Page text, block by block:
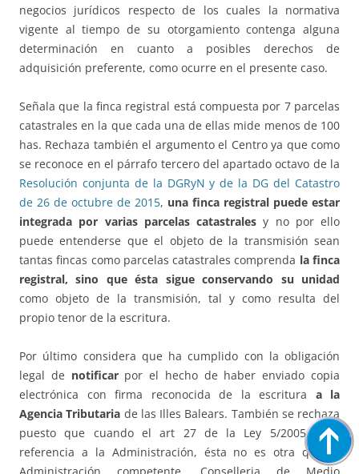
negocios jurídicos respecto de los cuales la normativa
vigente al tiempo de su otorgamiento contenga alguna
determinación en cuanto a posibles derechos de
adquisición preferente, como ocurre en el presente caso.
Señala que la finca registral está compuesta por 7 parcelas
catastrales en la que cada una de ellas mide menos de 100
has. Rechaza también el argumento el Centro ya que como
se reconoce en el párrafo tercero del apartado octavo de la
Resolución conjunta de la DGRyN y de la DG del Catastro
de 26 de octubre de 2015, una finca registral puede estar
integrada por varias parcelas catastrales y no por ello
puede entenderse que el objeto de la transmisión sean
tantas fincas como parcelas catastrales comprenda la finca
registral, sino que ésta sigue conservando su unidad
como objeto de la transmisión, tal y como resulta del
propio tenor de la escritura.
Por último considera que ha cumplido con la obligación
legal de notificarpor el hecho de haber enviado copia
electrónica con firma reconocida de la escritura a la
Agencia Tributaria de las Illes Balears. También se rechaza
puesto que cuando el art 27 de la Ley 5/2005 hace
referencia a la Administración, ésta no es otra que la